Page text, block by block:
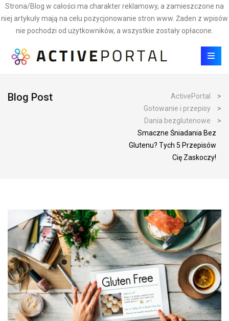
Strona/Blog w całości ma charakter reklamowy, a zamieszczone na
niej artykuły mają na celu pozycjonowanie stron www. Żaden z wpisów
nie pochodzi od użytkowników, a wszystkie zostały opłacone.
Blog Post ActivePortal
>
Gotowanie i przepisy
>
Dania bezglutenowe
>
Smaczne Śniadania Bez
Glutenu? Tych 5 Przepisów
Cię Zaskoczy!